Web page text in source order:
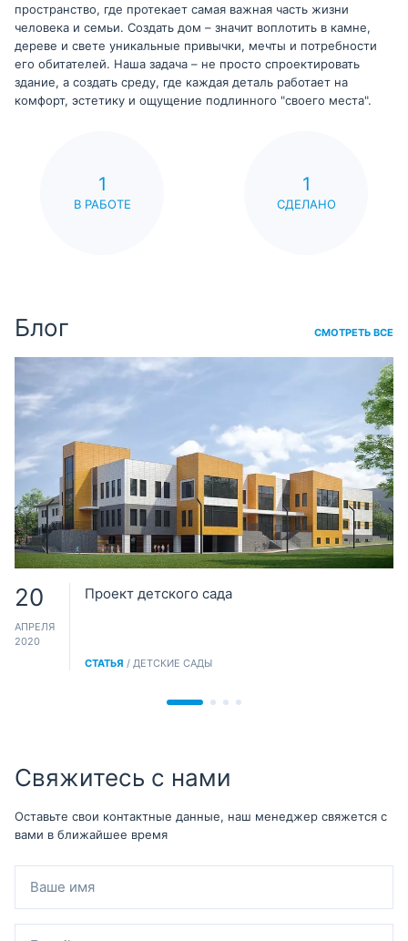
пространство, где протекает самая важная часть жизни
человека и семьи. Создать дом – значит воплотить в камне,
дереве и свете уникальные привычки, мечты и потребности
его обитателей. Наша задача – не просто спроектировать
здание, а создать среду, где каждая деталь работает на
комфорт, эстетику и ощущение подлинного "своего места".
1
В РАБОТЕ
1
СДЕЛАНО
Блог СМОТРЕТЬ ВСЕ
20
АПРЕЛЯ
2020
Проект детского сада
СТАТЬЯ / ДЕТСКИЕ САДЫ
Свяжитесь с нами
Оставьте свои контактные данные, наш менеджер свяжется с
вами в ближайшее время